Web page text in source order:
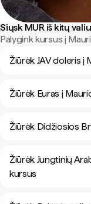
Siųsk MUR iš kitų
Palygink kursus į
Žiūrėk JAV doleris į
Žiūrėk Euras į
Žiūrėk Didžiosios
Žiūrėk Jungtinių
kursus